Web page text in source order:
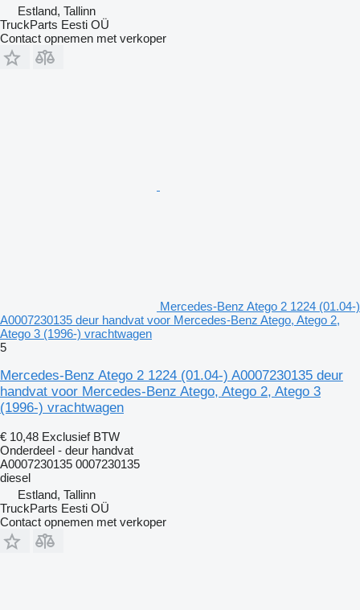
Estland, Tallinn
TruckParts Eesti OÜ
Contact opnemen met verkoper
Mercedes-Benz Atego 2 1224 (01.04-)
A0007230135 deur handvat voor Mercedes-Benz Atego, Atego 2,
Atego 3 (1996-) vrachtwagen
5
Mercedes-Benz Atego 2 1224 (01.04-) A0007230135 deur
handvat voor Mercedes-Benz Atego, Atego 2, Atego 3
(1996-) vrachtwagen
€ 10,48 Exclusief BTW
Onderdeel - deur handvat
A0007230135 0007230135
diesel
Estland, Tallinn
TruckParts Eesti OÜ
Contact opnemen met verkoper